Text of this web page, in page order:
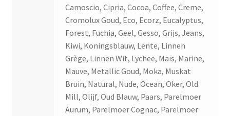
Camoscio, Cipria, Cocoa, Coffee, Creme,
Cromolux Goud, Eco, Ecorz, Eucalyptus,
Forest, Fuchia, Geel, Gesso, Grijs, Jeans,
Kiwi, Koningsblauw, Lente, Linnen
Grège, Linnen Wit, Lychee, Maïs, Marine,
Mauve, Metallic Goud, Moka, Muskat
Bruin, Natural, Nude, Ocean, Oker, Old
Mill, Olijf, Oud Blauw, Paars, Parelmoer
Aurum, Parelmoer Cognac, Parelmoer